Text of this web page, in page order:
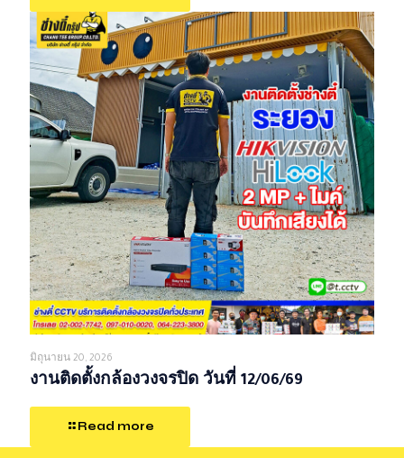
มิถุนายน 20, 2026
งานติดตั้งกล้องวงจรปิด วันที่ 12/06/69
Read more